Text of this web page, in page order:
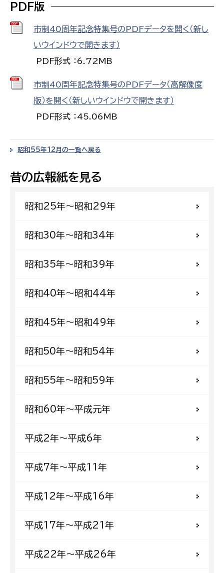
昔の広報紙を見る
昭和25年〜昭和29年
昭和30年〜昭和34年
昭和35年〜昭和39年
昭和40年〜昭和44年
昭和45年〜昭和49年
昭和50年〜昭和54年
昭和55年〜昭和59年
昭和60年〜平成元年
平成2年〜平成6年
平成7年〜平成11年
平成12年〜平成16年
平成17年〜平成21年
平成22年〜平成26年
PDF版
市制40周年記念特集号のPDFデータを開く（新し
いウインドウで開きます）
PDF形式 ：6.72MB
市制40周年記念特集号のPDFデータ（高解像度
版）を開く（新しいウインドウで開きます）
PDF形式 ：45.06MB
昭和55年12月の一覧へ戻る